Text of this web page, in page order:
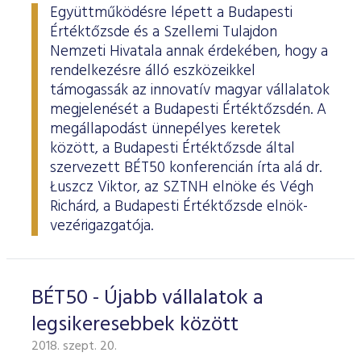
Együttműködésre lépett a Budapesti
Értéktőzsde és a Szellemi Tulajdon
Nemzeti Hivatala annak érdekében, hogy a
rendelkezésre álló eszközeikkel
támogassák az innovatív magyar vállalatok
megjelenését a Budapesti Értéktőzsdén. A
megállapodást ünnepélyes keretek
között, a Budapesti Értéktőzsde által
szervezett BÉT50 konferencián írta alá dr.
Łuszcz Viktor, az SZTNH elnöke és Végh
Richárd, a Budapesti Értéktőzsde elnök-
vezérigazgatója.
BÉT50 - Újabb vállalatok a
legsikeresebbek között
2018. szept. 20.